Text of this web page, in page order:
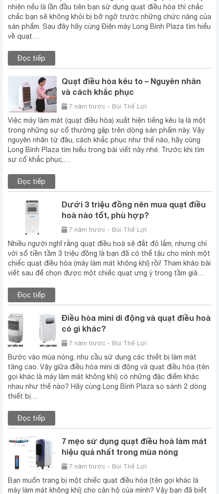
nhiên nếu là lần đầu tiên bạn sử dụng quạt điều hòa thì chắc
chắc bạn sẽ không khỏi bị bỡ ngỡ trước những chức năng của
sản phẩm. Sau đây hãy cùng Điện máy Long Bình Plaza tìm hiểu
về quạt…
Đọc tiếp
Quạt điều hòa kêu to – Nguyên nhân
và cách khắc phục
7 năm trước - Bùi Thế Lợi
Việc máy làm mát (quạt điều hòa) xuất hiện tiếng kêu lạ là một
trong những sự cố thường gặp trên dòng sản phẩm này. Vậy
nguyên nhân từ đâu, cách khắc phục như thế nào, hãy cùng
Long Bình Plaza tìm hiểu trong bài viết này nhé. Trước khi tìm
sự cố khắc phục,…
Đọc tiếp
Dưới 3 triệu đồng nên mua quạt điều
hoà nào tốt, phù hợp?
7 năm trước - Bùi Thế Lợi
Nhiều người nghĩ rằng quạt điều hoà sẽ đắt đỏ lắm, nhưng chỉ
với số tiền tầm 3 triệu đồng là bạn đã có thể tậu cho mình một
chiếc quạt điều hòa (máy làm mát không khí) rồi! Tham khảo bài
viết sau để chọn được một chiếc quạt ưng ý trong tầm giá…
Đọc tiếp
Điều hòa mini di động và quạt điều hoà
có gì khác?
7 năm trước - Bùi Thế Lợi
Bước vào mùa nóng, nhu cầu sử dụng các thiết bị làm mát
tăng cao. Vậy giữa điều hòa mini di động và quạt điều hòa (tên
gọi khác là máy làm mát không khí) có những đặc điểm khác
nhau như thế nào? Hãy cùng Long Bình Plaza so sánh 2 dòng
thiết bị…
Đọc tiếp
7 mẹo sử dụng quạt điều hoà làm mát
hiệu quả nhất trong mùa nóng
7 năm trước - Bùi Thế Lợi
Bạn muốn trang bị một chiếc quạt điều hòa (tên gọi khác là
máy làm mát không khí) cho căn hộ của mình? Vậy bạn đã biết